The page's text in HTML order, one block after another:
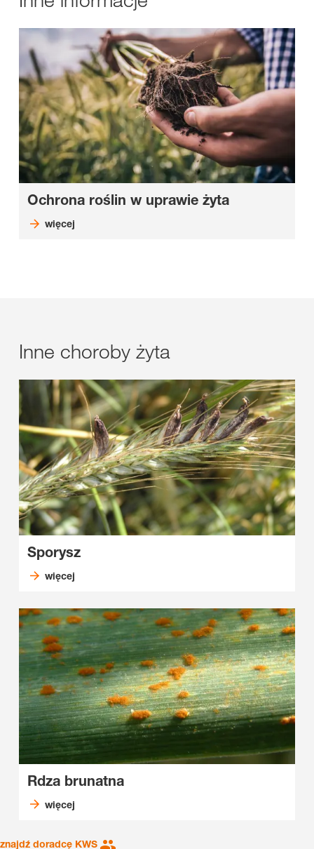
Ochrona roślin w uprawie żyta
więcej
Inne choroby żyta
Sporysz
więcej
Rdza brunatna
więcej
znajdź doradcę KWS